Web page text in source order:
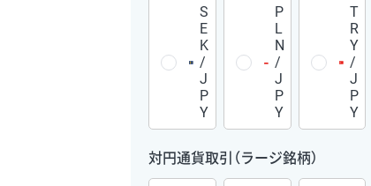
S
E
K
/
J
P
Y
P
L
N
/
J
P
Y
T
R
Y
/
J
P
Y
対円通貨取引（ラージ銘柄）